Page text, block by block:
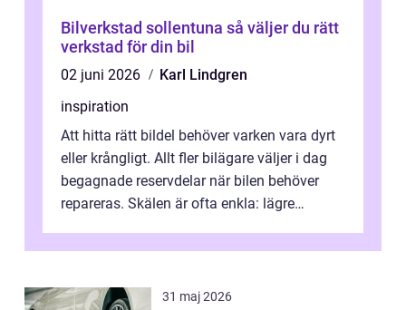
Bilverkstad sollentuna så väljer du rätt
verkstad för din bil
02 juni 2026
Karl Lindgren
inspiration
Att hitta rätt bildel behöver varken vara dyrt
eller krångligt. Allt fler bilägare väljer i dag
begagnade reservdelar när bilen behöver
repareras. Skälen är ofta enkla: lägre
31 maj 2026